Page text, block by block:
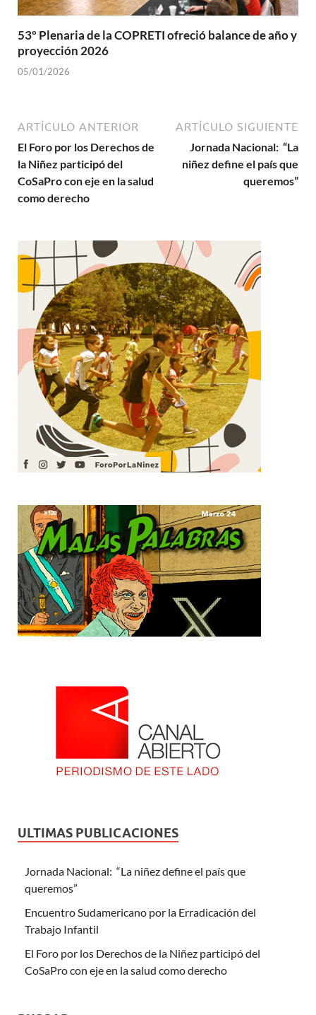
53º Plenaria de la COPRETI ofreció balance de año y
proyección 2026
05/01/2026
ARTÍCULO ANTERIOR
El Foro por los Derechos de
la Niñez participó del
CoSaPro con eje en la salud
como derecho
ARTÍCULO SIGUIENTE
Jornada Nacional: “La
niñez define el país que
queremos”
ULTIMAS PUBLICACIONES
Jornada Nacional: “La niñez define el país que
queremos”
Encuentro Sudamericano por la Erradicación del
Trabajo Infantil
El Foro por los Derechos de la Niñez participó del
CoSaPro con eje en la salud como derecho